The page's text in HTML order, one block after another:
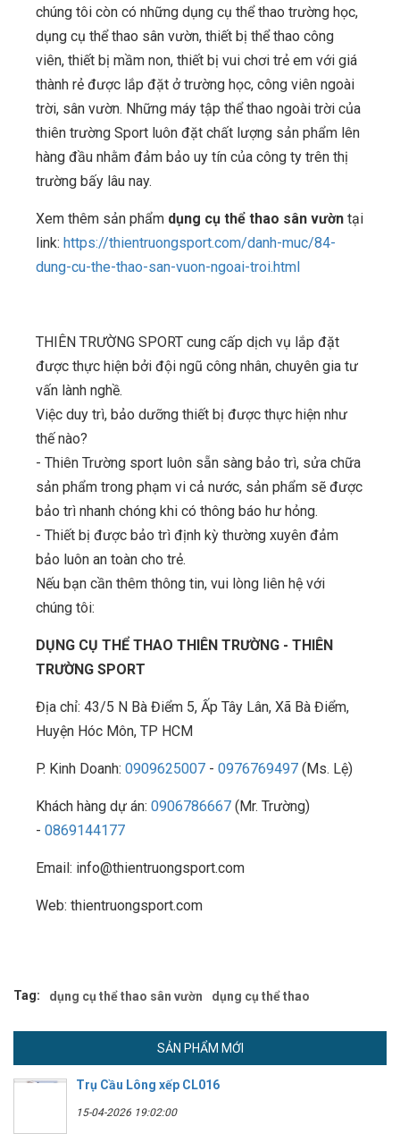
chúng tôi còn có những dụng cụ thể thao trường học,
dụng cụ thể thao sân vườn, thiết bị thể thao công
viên, thiết bị mầm non, thiết bị vui chơi trẻ em với giá
thành rẻ được lắp đặt ở trường học, công viên ngoài
trời, sân vườn. Những máy tập thể thao ngoài trời của
thiên trường Sport luôn đặt chất lượng sản phẩm lên
hàng đầu nhằm đảm bảo uy tín của công ty trên thị
trường bấy lâu nay.
Xem thêm sản phẩm dụng cụ thể thao sân vườn tại
link: https://thientruongsport.com/danh-muc/84-
dung-cu-the-thao-san-vuon-ngoai-troi.html
THIÊN TRƯỜNG SPORT cung cấp dịch vụ lắp đặt
được thực hiện bởi đội ngũ công nhân, chuyên gia tư
vấn lành nghề.
Việc duy trì, bảo dưỡng thiết bị được thực hiện như
thế nào?
- Thiên Trường sport luôn sẵn sàng bảo trì, sửa chữa
sản phẩm trong phạm vi cả nước, sản phẩm sẽ được
bảo trì nhanh chóng khi có thông báo hư hỏng.
- Thiết bị được bảo trì định kỳ thường xuyên đảm
bảo luôn an toàn cho trẻ.
Nếu bạn cần thêm thông tin, vui lòng liên hệ với
chúng tôi:
DỤNG CỤ THỂ THAO THIÊN TRƯỜNG - THIÊN
TRƯỜNG SPORT
Địa chỉ: 43/5 N Bà Điểm 5, Ấp Tây Lân, Xã Bà Điểm,
Huyện Hóc Môn, TP HCM
P. Kinh Doanh: 0909625007 - 0976769497 (Ms. Lệ)
Khách hàng dự án: 0906786667 (Mr. Trường)
- 0869144177
Email: info@thientruongsport.com
Web: thientruongsport.com
Tag: dụng cụ thể thao sân vườn dụng cụ thể thao
SẢN PHẨM MỚI
Trụ Cầu Lông xếp CL016
15-04-2026 19:02:00